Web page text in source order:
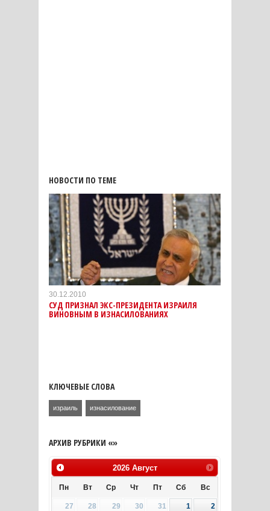
НОВОСТИ ПО ТЕМЕ
30.12.2010
СУД ПРИЗНАЛ ЭКС-ПРЕЗИДЕНТА ИЗРАИЛЯ
ВИНОВНЫМ В ИЗНАСИЛОВАНИЯХ
КЛЮЧЕВЫЕ СЛОВА
израиль изнасилование
АРХИВ РУБРИКИ «»
2026 Август
Пн Вт Ср Чт Пт Сб Вс
27 28 29 30 31 1
2